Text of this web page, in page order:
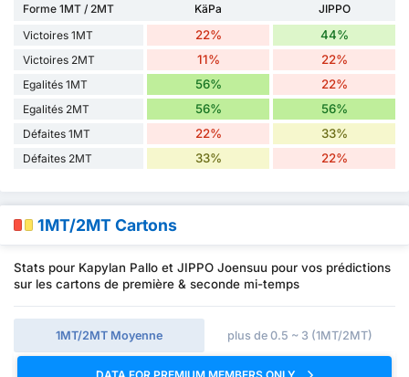
Forme 1MT / 2MT KäPa
JIPPO
Victoires 1MT
22% 44%
Victoires 2MT 11% 22%
Egalités 1MT 56% 22%
Egalités 2MT 56% 56%
Défaites 1MT 22% 33%
Défaites 2MT 33% 22%
1MT/2MT Cartons
Stats pour Kapylan Pallo et JIPPO Joensuu pour vos prédictions
sur les cartons de première & seconde mi-temps
1MT/2MT Moyenne plus de 0.5 ~ 3 (1MT/2MT)